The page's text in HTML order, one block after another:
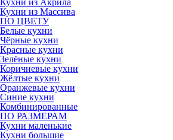
Кухни из Акрила
Кухни из Массива
ПО ЦВЕТУ
Белые кухни
Чёрные кухни
Красные кухни
Зелёные кухни
Коричневые кухни
Жёлтые кухни
Оранжевые кухни
Синие кухни
Комбинированные
ПО РАЗМЕРАМ
Кухни маленькие
Кухни большие